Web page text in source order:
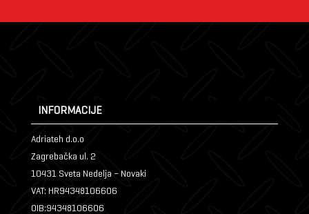
INFORMACIJE
Adriateh d.o.o
Zagrebačka ul. 2
10431 Sveta Nedelja – Novaki
VAT: HR94348106606
OIB:94348106606